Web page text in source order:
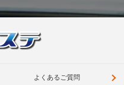
よくあるご質問